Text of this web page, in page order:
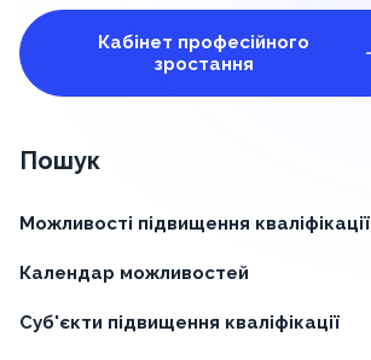
Кабінет професійного
зростання
Пошук
Можливості підвищення кваліфікації
Календар можливостей
Суб'єкти підвищення кваліфікації